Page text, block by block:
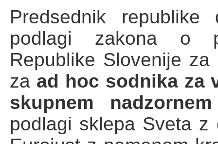
Predsednik
podlagi zakona o
Republike Slovenije
za ad hoc sodnika za
skupnem
podlagi sklepa Sveta